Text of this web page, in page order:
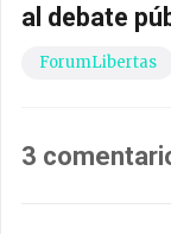
al debate
ForumLibertas
3